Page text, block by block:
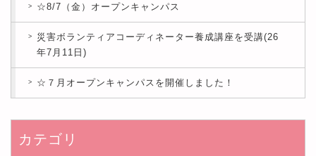
☆8/7（金）オープンキャンパス
災害ボランティアコーディネーター養成講座を受講(26
年7月11日)
☆７月オープンキャンパスを開催しました！
カテゴリ